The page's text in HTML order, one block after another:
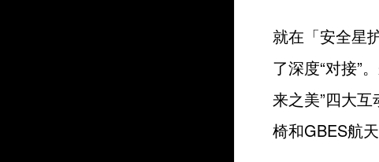
就在「安全星
了深度“对接”
来之美”四大
椅和GBES航